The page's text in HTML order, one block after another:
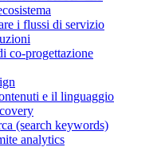
i flussi di servizio
co-progettazione
e il linguaggio
(search keywords)
analytics